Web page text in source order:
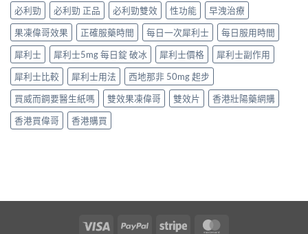
必利勁
必利勁 正品 必利勁雙效 性功能
早洩治療
果凍偉哥效果
正確服藥時間 每日一次犀利士
每日服用時間
犀利士
犀利士5mg 每日錠 破冰 犀利士價格
犀利士副作用
犀利士比較
犀利士用法
西地那非 50mg 起步
買威而鋼要醫生紙嗎
雙效果凍偉哥 雙效片
香港壯陽藥網購
香港買偉哥
香港購買
Visa PayPal Stripe